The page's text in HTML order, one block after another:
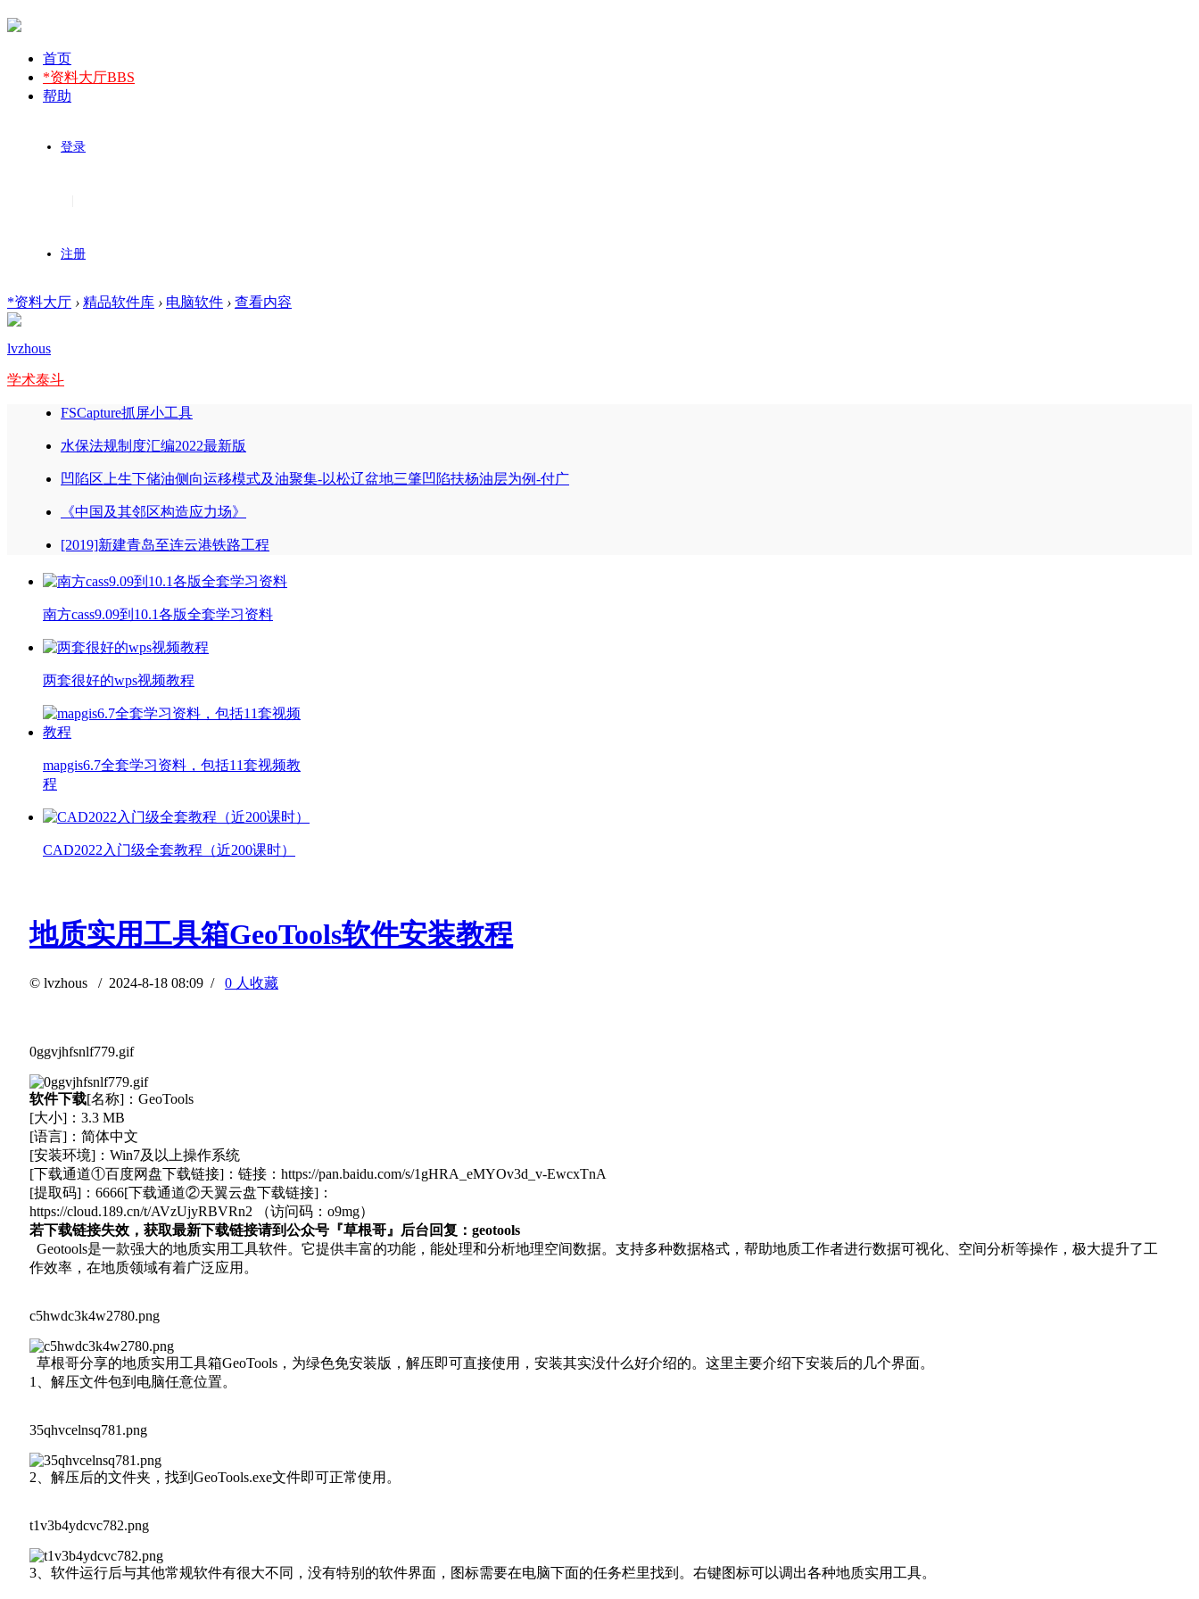
首页
*资料大厅BBS
帮助
登录
注册
*资料大厅 › 精品软件库 › 电脑软件 › 查看内容
lvzhous
学术泰斗
FSCapture抓屏小工具
水保法规制度汇编2022最新版
凹陷区上生下储油侧向运移模式及油聚集-以松辽盆地三肇凹陷扶杨油层为例-付广
《中国及其邻区构造应力场》
[2019]新建青岛至连云港铁路工程
南方cass9.09到10.1各版全套学习资料
两套很好的wps视频教程
mapgis6.7全套学习资料，包括11套视频教
程
CAD2022入门级全套教程（近200课时）
地质实用工具箱GeoTools软件安装教程
© lvzhous / 2024-8-18 08:09 / 0 人收藏
0ggvjhfsnlf779.gif
软件下载[名称]：GeoTools
[大小]：3.3 MB
[语言]：简体中文
[安装环境]：Win7及以上操作系统
[下载通道①百度网盘下载链接]：链接：https://pan.baidu.com/s/1gHRA_eMYOv3d_v-EwcxTnA
[提取码]：6666[下载通道②天翼云盘下载链接]：
https://cloud.189.cn/t/AVzUjyRBVRn2 （访问码：o9mg）
若下载链接失效，获取最新下载链接请到公众号『草根哥』后台回复：geotools
Geotools是一款强大的地质实用工具软件。它提供丰富的功能，能处理和分析地理空间数据。支持多种数据格式，帮助地质工作者进行数据可视化、空间分析等操作，极大提升了工
作效率，在地质领域有着广泛应用。
c5hwdc3k4w2780.png
草根哥分享的地质实用工具箱GeoTools，为绿色免安装版，解压即可直接使用，安装其实没什么好介绍的。这里主要介绍下安装后的几个界面。
1、解压文件包到电脑任意位置。
35qhvcelnsq781.png
2、解压后的文件夹，找到GeoTools.exe文件即可正常使用。
t1v3b4ydcvc782.png
3、软件运行后与其他常规软件有很大不同，没有特别的软件界面，图标需要在电脑下面的任务栏里找到。右键图标可以调出各种地质实用工具。